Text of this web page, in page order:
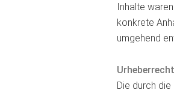
Inhalte
konkrete
umgehend
Urheberrecht
Die durch